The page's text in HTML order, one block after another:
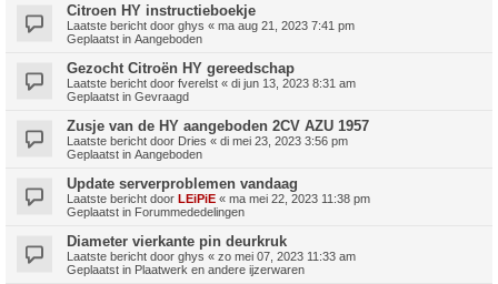
Citroen HY instructieboekje
Laatste bericht door ghys « ma aug 21, 2023 7:41 pm
Geplaatst in Aangeboden
Gezocht Citroën HY gereedschap
Laatste bericht door fverelst « di jun 13, 2023 8:31 am
Geplaatst in Gevraagd
Zusje van de HY aangeboden 2CV AZU 1957
Laatste bericht door Dries « di mei 23, 2023 3:56 pm
Geplaatst in Aangeboden
Update serverproblemen vandaag
Laatste bericht door LEiPiE « ma mei 22, 2023 11:38 pm
Geplaatst in Forummededelingen
Diameter vierkante pin deurkruk
Laatste bericht door ghys « zo mei 07, 2023 11:33 am
Geplaatst in Plaatwerk en andere ijzerwaren